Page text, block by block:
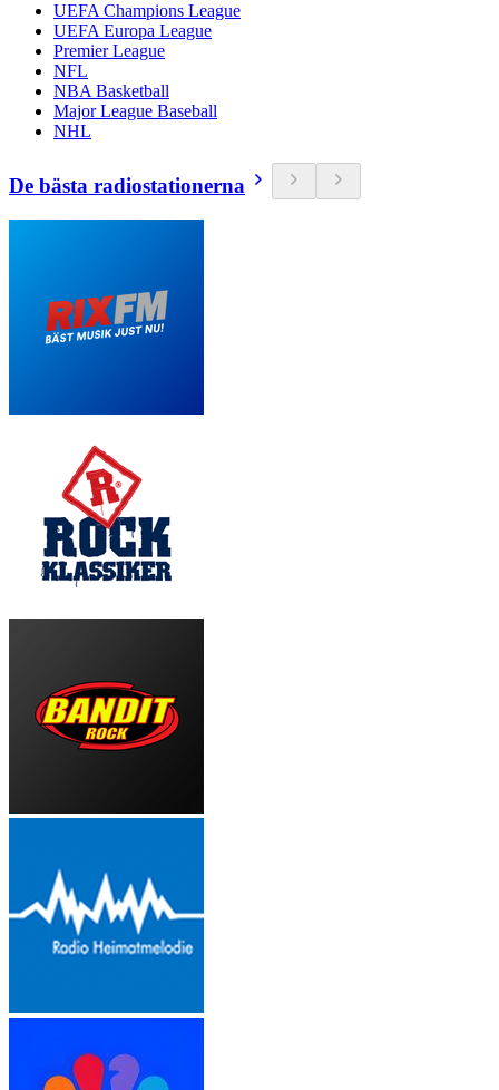
UEFA Champions League
UEFA Europa League
Premier League
NFL
NBA Basketball
Major League Baseball
NHL
De bästa radiostationerna